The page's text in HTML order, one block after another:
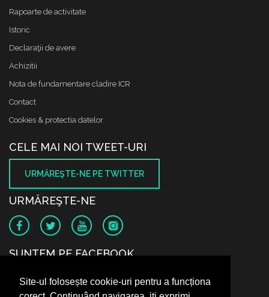
Site-ul folosește cookie-uri pentru a funcționa
Rapoarte de activitate
Istoric
Declaraţii de avere
Achizitii
Nota de fundamentare cladire ICR
Contact
Cookies & protectia datelor
CELE MAI NOI TWEET-URI
URMĂREŞTE-NE PE TWITTER
URMĂREŞTE-NE
SUNTEM PE FACEBOOK